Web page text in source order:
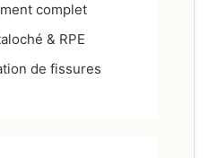
complet
& RPE
de fissures